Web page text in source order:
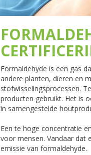
Formaldehyde is een gas
andere planten, dieren en
stofwisselingsprocessen.
producten gebruikt. Het is
in samengestelde
Een te hoge concentratie
voor mensen. Vandaar dat
emissie van formaldehyde.